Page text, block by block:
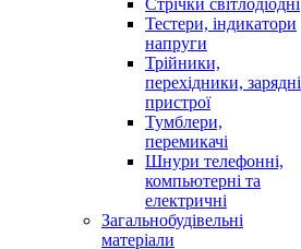
Стрічки світлодіодні
Тестери, індикатори
напруги
Трійники,
перехідники, зарядні
пристрої
Тумблери,
перемикачі
Шнури телефонні,
компьютерні та
електричні
Загальнобудівельні
матеріали